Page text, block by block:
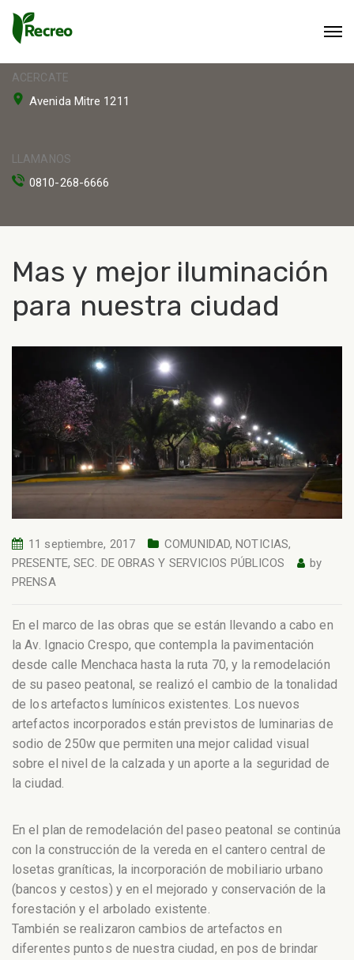
ACERCATE
Avenida Mitre 1211
LLAMANOS
0810-268-6666
Mas y mejor iluminación
para nuestra ciudad
11 septiembre, 2017 COMUNIDAD,NOTICIAS,
PRESENTE,SEC. DE OBRAS Y SERVICIOS PÚBLICOS
by
PRENSA
En el marco de las obras que se están llevando a cabo en
la Av. Ignacio Crespo, que contempla la pavimentación
desde calle Menchaca hasta la ruta 70, y la remodelación
de su paseo peatonal, se realizó el cambio de la tonalidad
de los artefactos lumínicos existentes. Los nuevos
artefactos incorporados están previstos de luminarias de
sodio de 250w que permiten una mejor calidad visual
sobre el nivel de la calzada y un aporte a la seguridad de
la ciudad.
En el plan de remodelación del paseo peatonal se continúa
con la construcción de la vereda en el cantero central de
losetas graníticas, la incorporación de mobiliario urbano
(bancos y cestos) y en el mejorado y conservación de la
forestación y el arbolado existente.
También se realizaron cambios de artefactos en
diferentes puntos de nuestra ciudad, en pos de brindar